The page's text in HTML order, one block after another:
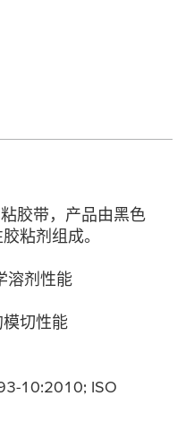
胶带，产品由黑色
粘剂组成。
溶剂性能
模切性能
10:2010; ISO